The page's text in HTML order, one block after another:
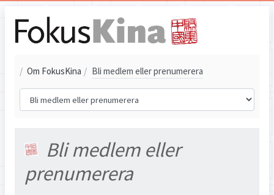
/ Bli medlem eller prenumerera
/ Om FokusKina
Bli medlem eller
prenumerera